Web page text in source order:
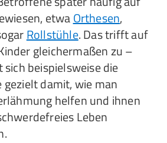
etwaOrthesen,
Rollstühle. Das trifft auf
gleichermaßen zu –
beispielsweise die
damit, wie man
helfen und ihnen
Leben